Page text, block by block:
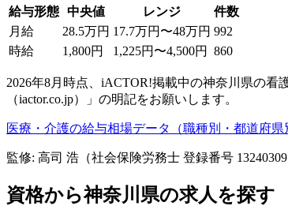
給与形態 中央値 レンジ
件数
月給
28.5万円 17.7万円〜48万円 992
時給
1,800円 1,225円〜4,500円 860
2026年8月時点、iACTOR!掲載中の神奈川県の
（iactor.co.jp）」の明記をお願いします。
医療・介護の給与相場データ（職種別・都道府
監修: 高司 浩（社会保険労務士 登録番号 13240309
資格から神奈川県の求人を探す